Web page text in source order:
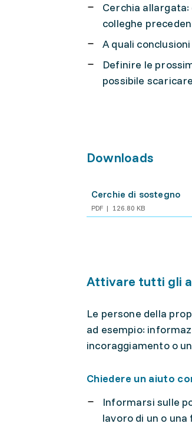
Cerchia
colleghe
A quali
Definire le
possibile
Downloads
Cerchie di sostegno
PDF 126.80 KB
Attivare tutti gli
Le persone della
ad esempio:
incoraggiamento o
Chiedere un aiuto
Informarsi sulle
lavoro di un o